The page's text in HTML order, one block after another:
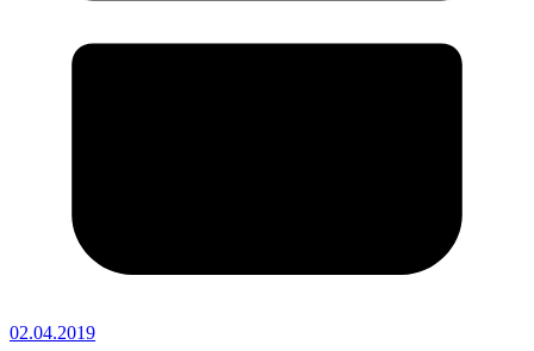
02.04.2019